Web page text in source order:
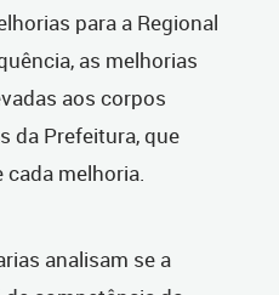
para a Regional
as melhorias
aos corpos
da Prefeitura, que
cada melhoria.
analisam se a